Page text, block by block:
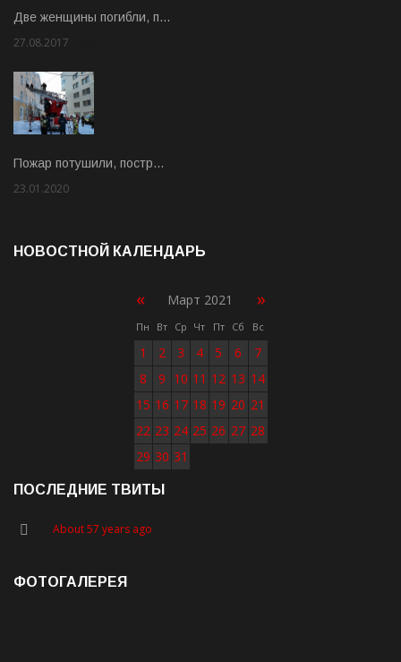
Две женщины погибли, п…
27.08.2017
Пожар потушили, постр…
23.01.2020
НОВОСТНОЙ КАЛЕНДАРЬ
« Март 2021 »
Пн Вт Ср Чт Пт Сб Вс
1 2 3 4 5 6
7
8
9 10 11 12 13 14
15 16 17 18 19 20 21
22 23 24 25 26 27 28
29 30 31
ПОСЛЕДНИЕ ТВИТЫ
About 57 years ago
ФОТОГАЛЕРЕЯ